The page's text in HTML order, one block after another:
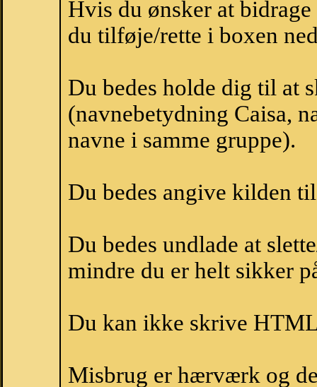
Hvis du ønsker at
du tilføje/rette i boxen
Du bedes holde dig til at
(navnebetydning Caisa,
navne i samme gruppe).
Du bedes angive kilden
Du bedes undlade at
mindre du er helt sikker
Du kan ikke skrive
Misbrug er hærværk og